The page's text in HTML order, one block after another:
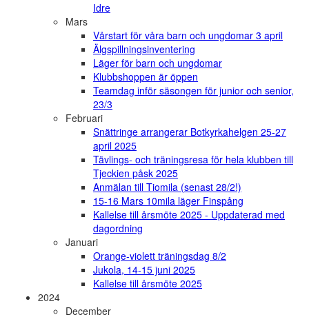
Idre
Mars
Vårstart för våra barn och ungdomar 3 april
Älgspillningsinventering
Läger för barn och ungdomar
Klubbshoppen är öppen
Teamdag inför säsongen för junior och senior,
23/3
Februari
Snättringe arrangerar Botkyrkahelgen 25-27
april 2025
Tävlings- och träningsresa för hela klubben till
Tjeckien påsk 2025
Anmälan till Tiomila (senast 28/2!)
15-16 Mars 10mila läger Finspång
Kallelse till årsmöte 2025 - Uppdaterad med
dagordning
Januari
Orange-violett träningsdag 8/2
Jukola, 14-15 juni 2025
Kallelse till årsmöte 2025
2024
December